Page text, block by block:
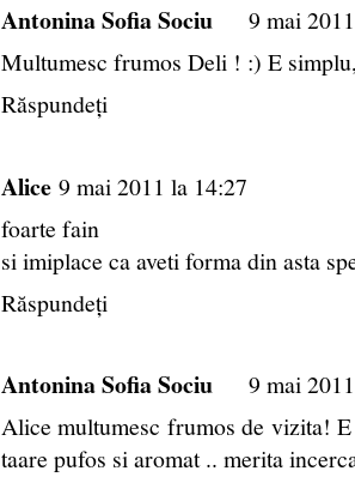
Antonina Sofia Sociu
9 mai
Multumesc frumos Deli ! :) E
Răspundeți
Alice 9 mai 2011 la 14:27
foarte fain
si imiplace ca aveti forma din asta
Răspundeți
Antonina Sofia Sociu
9 mai
Alice multumesc frumos de vizita!
taare pufos si aromat .. merita